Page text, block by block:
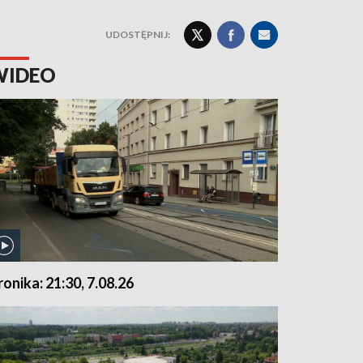
UDOSTĘPNIJ:
21:30, 7.08.26